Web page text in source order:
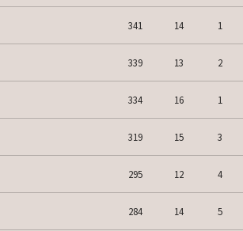
341 14 1
339 13 2
334 16 1
319 15 3
295 12 4
284 14 5